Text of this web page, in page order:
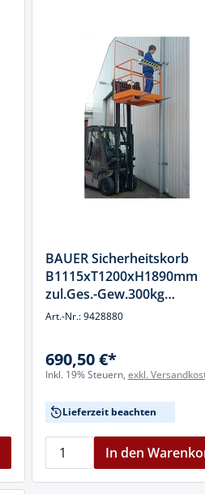
BAUER Sicherheitskorb
B1115xT1200xH1890mm
zul.Ges.-Gew.300kg
gelborange f.Gabelstapler
Art.-Nr.: 9428880
690,50 €*
Inkl. 19% Steuern, exkl.
Lieferzeit beachten
In den